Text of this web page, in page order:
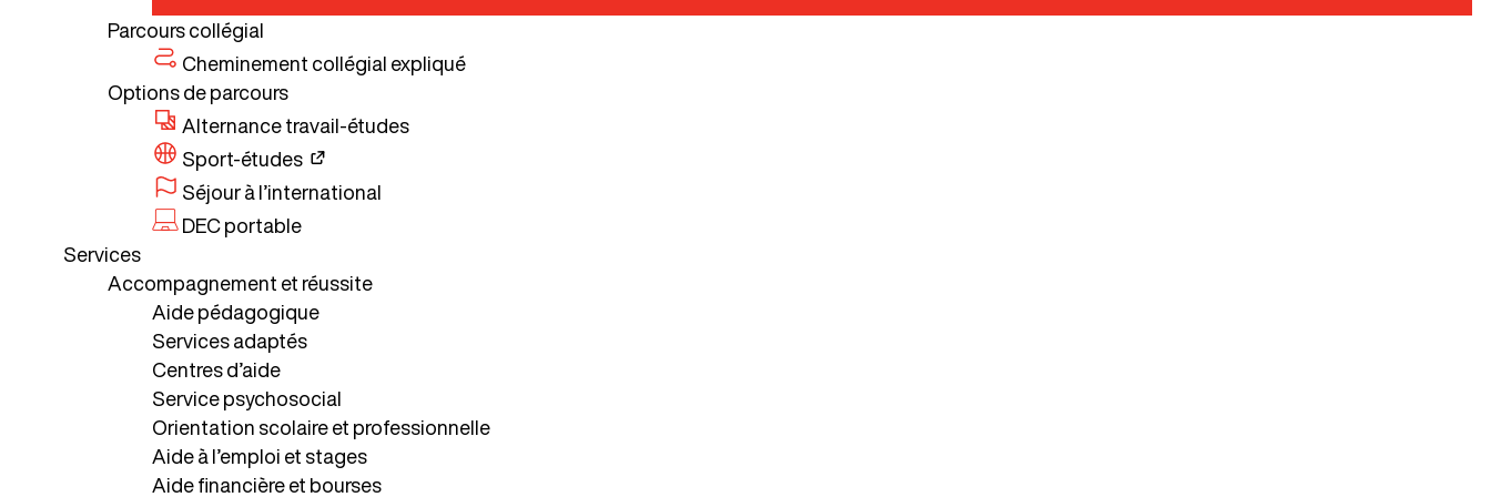
Parcours collégial
Cheminement collégial expliqué
Options de parcours
Alternance travail-études
Sport-études
Séjour à l’international
DEC portable
Services
Accompagnement et réussite
Aide pédagogique
Services adaptés
Centres d’aide
Service psychosocial
Orientation scolaire et professionnelle
Aide à l’emploi et stages
Aide financière et bourses